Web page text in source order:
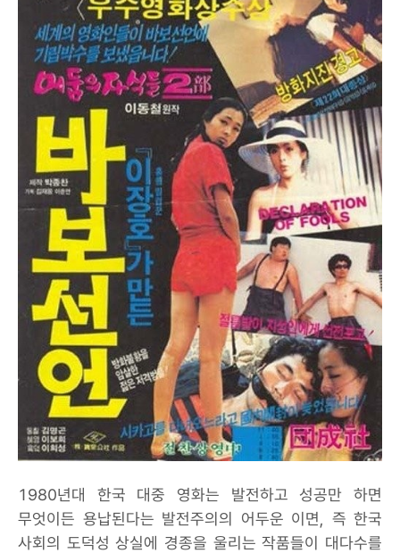
1980년대 한국 대중 영화는 발전하고 성공만 하면
무엇이든 용납된다는 발전주의의 어두운 이면, 즉 한국
사회의 도덕성 상실에 경종을 울리는 작품들이 대다수를